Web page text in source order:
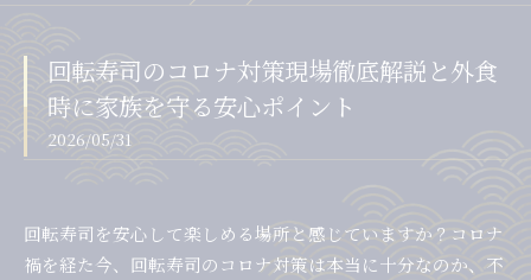
回転寿司のコロナ対策現場徹底解説と外食
時に家族を守る安心ポイント
2026/05/31
回転寿司を安心して楽しめる場所と感じていますか？コロナ
禍を経た今、回転寿司のコロナ対策は本当に十分なのか、不